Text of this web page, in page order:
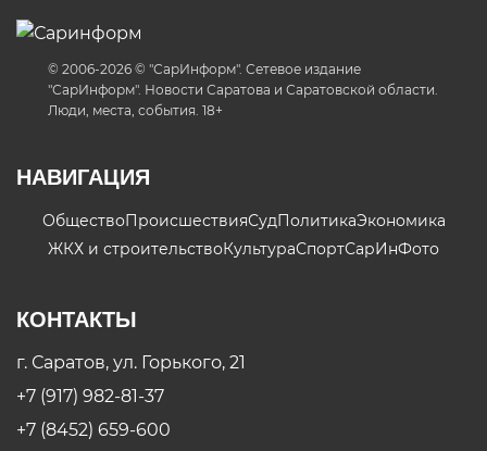
© 2006-2026 © "СарИнформ". Сетевое издание
"СарИнформ". Новости Саратова и Саратовской области.
Люди, места, события. 18+
НАВИГАЦИЯ
ОбществоПроисшествияСудПолитикаЭкономика
ЖКХ и строительствоКультураСпортСарИнФото
КОНТАКТЫ
г. Саратов, ул. Горького, 21
+7 (917) 982-81-37
+7 (8452) 659-600